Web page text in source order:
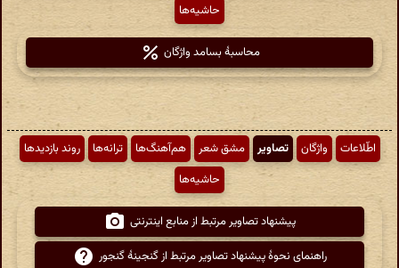
حاشیه‌ها
محاسبهٔ بسامد واژگان
اطّلاعات واژگان تصاویر مشق شعر هم‌آهنگ‌ها ترانه‌ها
روند بازدیدها
حاشیه‌ها
پیشنهاد تصاویر مرتبط از منابع اینترنتی
راهنمای نحوهٔ پیشنهاد تصاویر مرتبط از گنجینهٔ گنجور